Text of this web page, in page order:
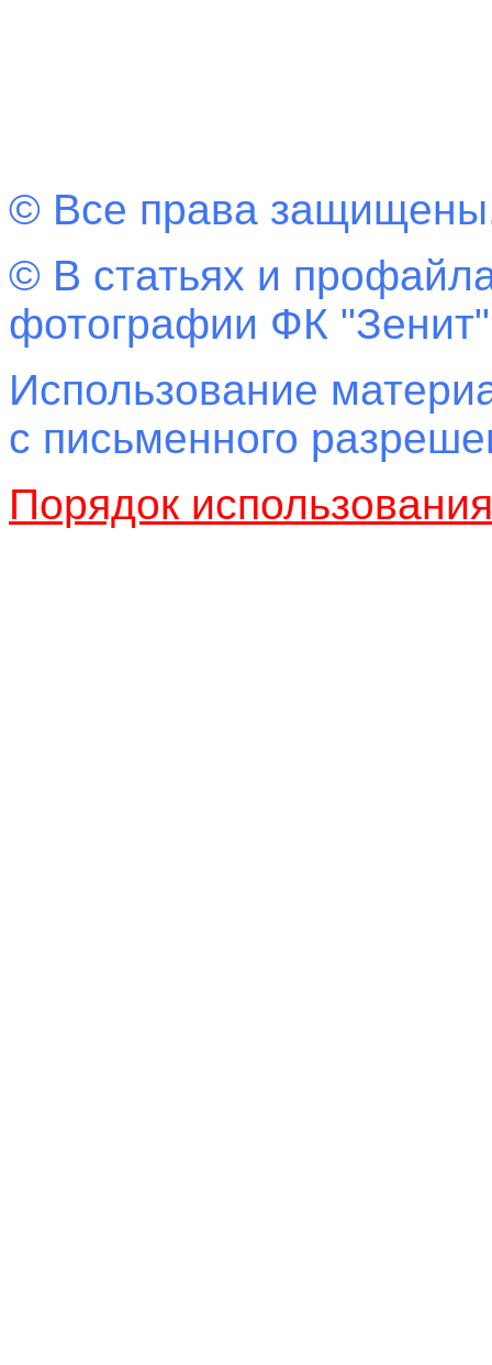
© Все права
© В статьях и
фотографии ФК
Использование
с письменного
Порядок